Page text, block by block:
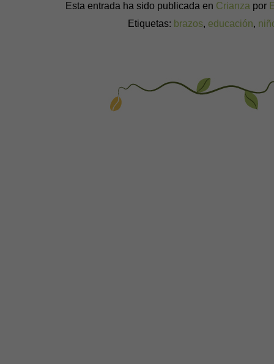
Esta entrada ha sido publicada en Crianza por
Etiquetas: brazos, educación,